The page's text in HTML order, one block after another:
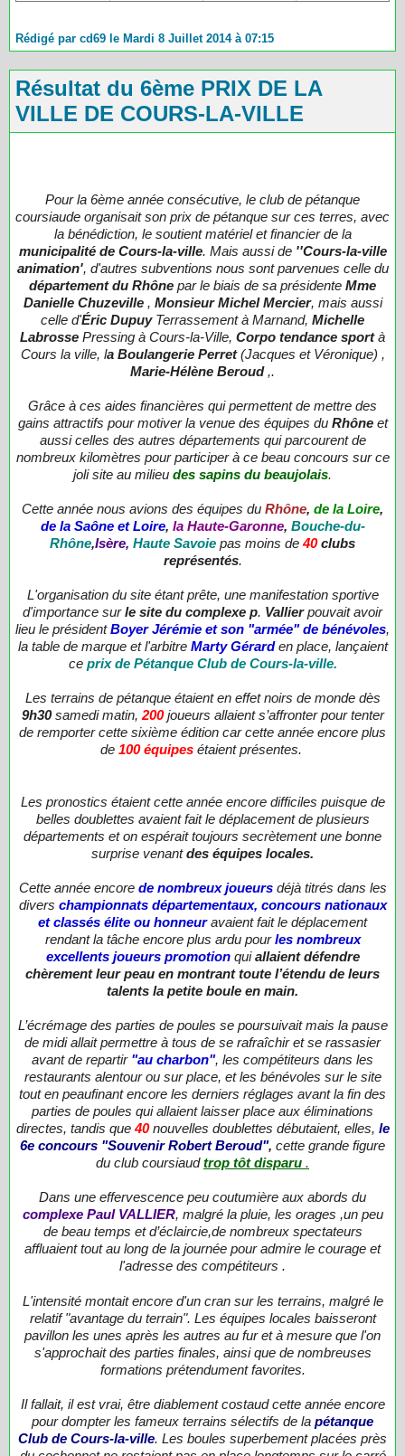
Rédigé par cd69 le Mardi 8 Juillet 2014 à 07:15
Résultat du 6ème PRIX DE LA
VILLE DE COURS-LA-VILLE
Pour la 6ème année consécutive, le club de pétanque
coursiaude organisait son prix de pétanque sur ces terres, avec
la bénédiction, le soutient matériel et financier de la
municipalité de Cours-la-ville. Mais aussi de''Cours-la-ville
animation', d'autres subventions nous sont parvenues celle du
département du Rhône par le biais de sa présidente Mme
Danielle Chuzeville, Monsieur Michel Mercier, mais aussi
celle d'Éric DupuyTerrassement à Marnand, Michelle
Labrosse Pressing à Cours-la-Ville, Corpo tendance sportà
Cours la ville, la Boulangerie Perret(Jacques et Véronique) ,
Marie-Hélène Beroud,.
Grâce à ces aides financières qui permettent de mettre des
gains attractifs pour motiver la venue des équipes duRhône et
aussi celles des autres départements qui parcourent de
nombreux kilomètres pour participer à ce beau concours sur ce
joli site au milieu des sapins du beaujolais.
Cette année nous avions des équipes du Rhône, de la Loire,
de la Saône et Loire, la Haute-Garonne, Bouche-du-
Rhône,Isère, Haute Savoie pas moins de40clubs
représentés.
L'organisation du site étant prête, une manifestation sportive
d'importance surle site du complexe p. Vallierpouvait avoir
lieu le présidentBoyer Jérémie et son "armée" de bénévoles,
la table de marque et l'arbitre Marty Gérarden place, lançaient
ce prix de Pétanque Club de Cours-la-ville.
Les terrains de pétanque étaient en effet noirs de monde dès
9h30samedi matin, 200joueurs allaient s’affronter pour tenter
de remporter cette sixième édition car cette année encore plus
de 100 équipes étaient présentes.
Les pronostics étaient cette année encore difficiles puisque de
belles doublettes avaient fait le déplacement de plusieurs
départements et on espérait toujours secrètement une bonne
surprise venantdes équipes locales.
Cette année encore de nombreux joueursdéjà titrés dans les
divers championnats départementaux, concours nationaux
et classés élite ou honneuravaient fait le déplacement
rendant la tâche encore plus ardu pourles nombreux
excellents joueurs promotionquiallaient défendre
chèrement leur peau en montrant toute l’étendu de leurs
talents la petite boule en main.
L’écrémage des parties de poules se poursuivait mais la pause
de midi allait permettre à tous de se rafraîchir et se rassasier
avant de repartir "au charbon", les compétiteurs dans les
restaurants alentour ou sur place, et les bénévoles sur le site
tout en peaufinant encore les derniers réglages avant la fin des
parties de poules qui allaient laisser place aux éliminations
directes, tandis que40nouvelles doublettes débutaient, elles, le
6e concours "Souvenir Robert Beroud", cette grande figure
du club coursiaudtrop tôt disparu .
Dans une effervescence peu coutumière aux abords du
complexe Paul VALLIER, malgré la pluie, les orages ,un peu
de beau temps et d’éclaircie,de nombreux spectateurs
affluaient tout au long de la journée pour admire le courage et
l'adresse des compétiteurs .
L'intensité montait encore d'un cran sur les terrains, malgré le
relatif "avantage du terrain". Les équipes locales baisseront
pavillon les unes après les autres au fur et à mesure que l'on
s'approchait des parties finales, ainsi que de nombreuses
formations prétendument favorites.
Il fallait, il est vrai, être diablement costaud cette année encore
pour dompter les fameux terrains sélectifs de la pétanque
Club de Cours-la-ville. Les boules superbement placées près